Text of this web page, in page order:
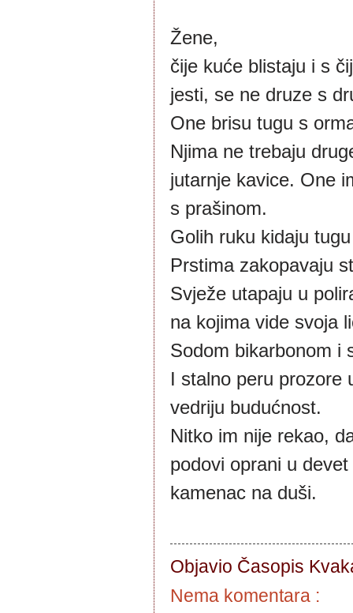
Žene,
čije kuće blistaju i s
jesti, se ne druze s
One brisu tugu s
Njima ne trebaju
jutarnje kavice. One
s prašinom.
Golih ruku kidaju
Prstima zakopavaju
Svježe utapaju u
na kojima vide svoja
Sodom bikarbonom i
I stalno peru prozore
vedriju budućnost.
Nitko im nije rekao,
podovi oprani u
kamenac na duši.
Objavio Časopis
Nema komentara :